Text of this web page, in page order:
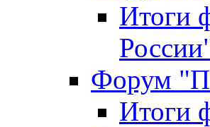
Итоги
Форум
Итоги